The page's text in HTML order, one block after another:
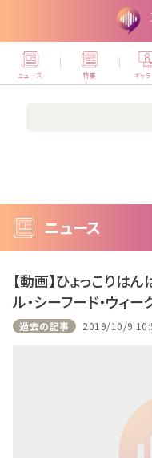
ニュース 特集 ギャ
ニュース
【動画】ひょっこりは
ル・シーフード・ウィー
過去の記事 2019/10/9